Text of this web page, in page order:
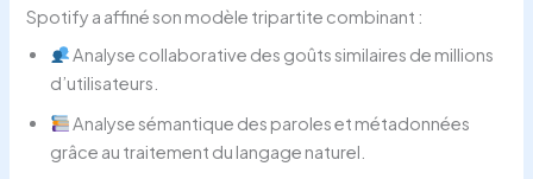
Spotify a affiné son modèle tripartite combinant :
Analyse collaborative des goûts similaires de millions
d’utilisateurs.
Analyse sémantique des paroles et métadonnées
grâce au traitement du langage naturel.